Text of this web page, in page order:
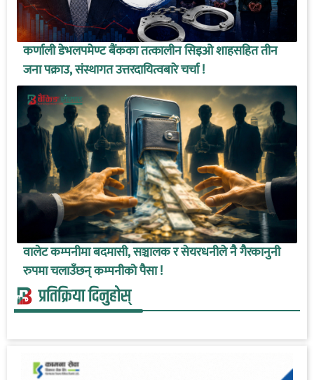
कर्णाली डेभलपमेण्ट बैंकका तत्कालीन सिइओ शाहसहित तीन
जना पक्राउ, संस्थागत उत्तरदायित्वबारे चर्चा !
वालेट कम्पनीमा बदमासी, सञ्चालक र सेयरधनीले नै गैरकानुनी
रुपमा चलाउँछन् कम्पनीको पैसा !
प्रतिक्रिया दिनुहोस्